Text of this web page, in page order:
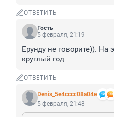
ОТВЕТИТЬ
Гость
5 февраля, 21:19
Ерунду не говорите)). На
круглый год
ОТВЕТИТЬ
Denis_5e4cccd08a04e
5 февраля, 21:48